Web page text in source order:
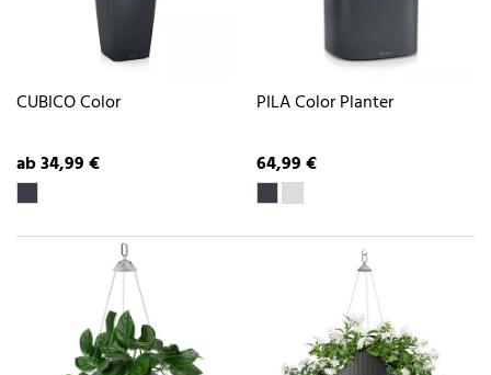
CUBICO Color
ab 34,99 €
PILA Color Planter
64,99 €